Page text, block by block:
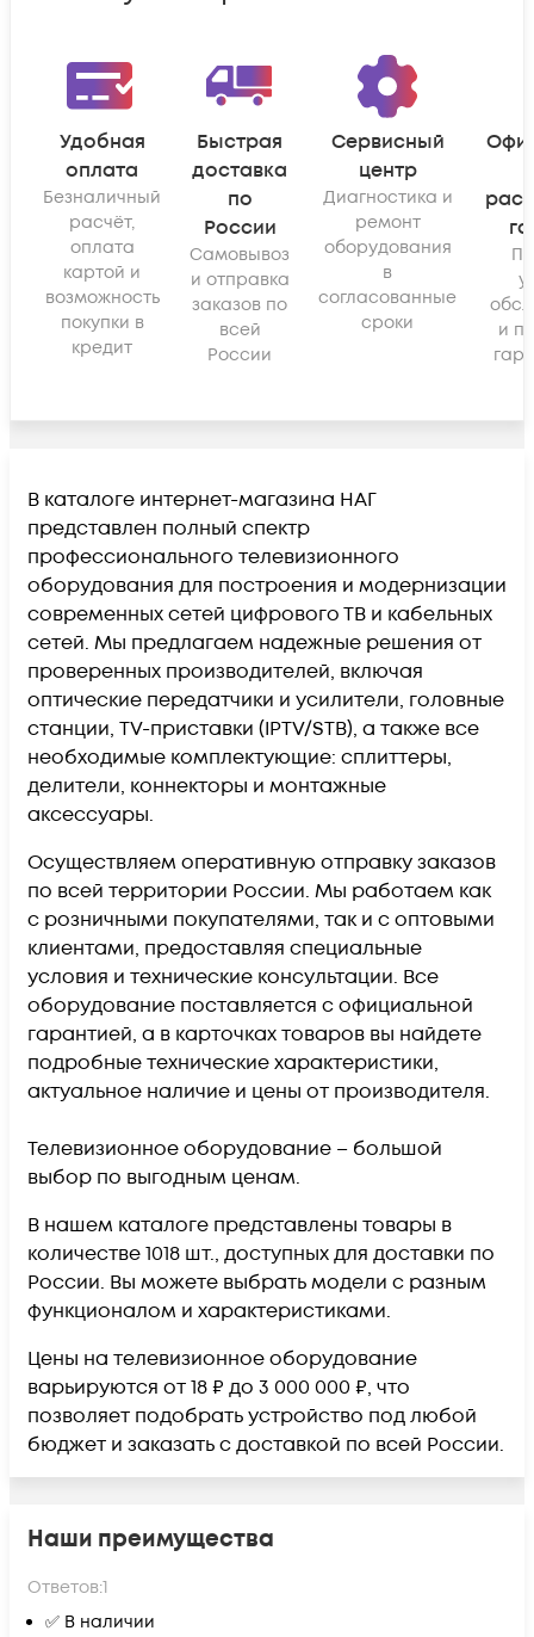
Удобная
оплата
Безналичный
расчёт,
оплата
картой и
возможность
покупки в
кредит
Быстрая
доставка
по
России
Самовывоз
и отправка
заказов по
всей
России
Сервисный
центр
Диагностика и
ремонт
оборудования
в
согласованные
сроки
и
В каталоге интернет-магазина НАГ
представлен полный спектр
профессионального телевизионного
оборудования для построения и модернизации
современных сетей цифрового ТВ и кабельных
сетей. Мы предлагаем надежные решения от
проверенных производителей, включая
оптические передатчики и усилители, головные
станции, TV-приставки (IPTV/STB), а также все
необходимые комплектующие: сплиттеры,
делители, коннекторы и монтажные
аксессуары.
Осуществляем оперативную отправку заказов
по всей территории России. Мы работаем как
с розничными покупателями, так и с оптовыми
клиентами, предоставляя специальные
условия и технические консультации. Все
оборудование поставляется с официальной
гарантией, а в карточках товаров вы найдете
подробные технические характеристики,
актуальное наличие и цены от производителя.
Телевизионное оборудование – большой
выбор по выгодным ценам.
В нашем каталоге представлены товары в
количестве 1018 шт., доступных для доставки по
России. Вы можете выбрать модели с разным
функционалом и характеристиками.
Цены на телевизионное оборудование
варьируются от 18 ₽ до 3 000 000 ₽, что
позволяет подобрать устройство под любой
бюджет и заказать с доставкой по всей России.
Наши преимущества
Ответов:1
✅ В наличии